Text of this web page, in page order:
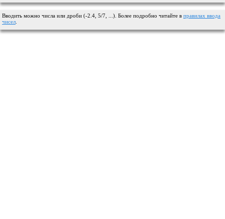
Вводить можно числа или дроби (-2.4, 5/7, ...). Более подробно читайте в правилах ввода
чисел